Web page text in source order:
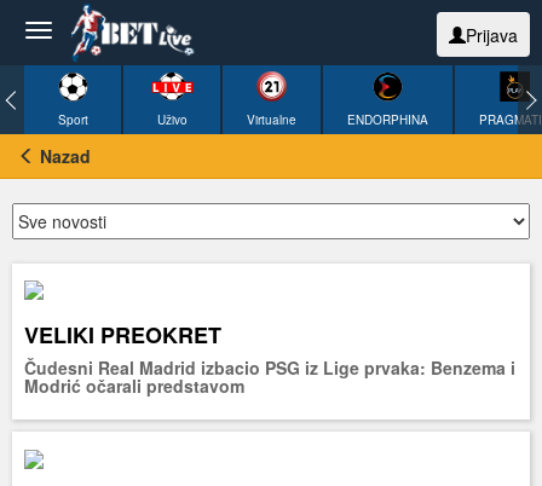
Prijava
Sport Uživo Virtualne ENDORPHINA
Nazad
VELIKI PREOKRET
Čudesni Real Madrid izbacio PSG iz Lige prvaka: Benzema i
Modrić očarali predstavom